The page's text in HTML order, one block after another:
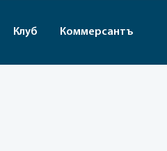
Клуб Коммерсантъ